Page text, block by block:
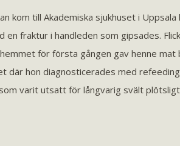
kom till Akademiska sjukhuset i
en fraktur i handleden som gipsades.
för första gången gav henne mat
där hon diagnosticerades med
varit utsatt för långvarig svält